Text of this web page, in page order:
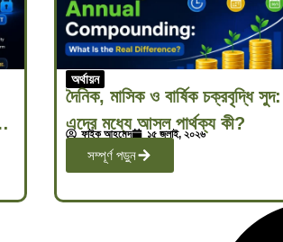
অর্থায়ন
দৈনিক, মাসিক ও বার্ষিক চক্রবৃদ্ধি সুদ:
এদের মধ্যে আসল পার্থক্য কী?
ফাইক আহমেদ ১৫ জুলাই, ২০২৬
সম্পূর্ণ পড়ুন